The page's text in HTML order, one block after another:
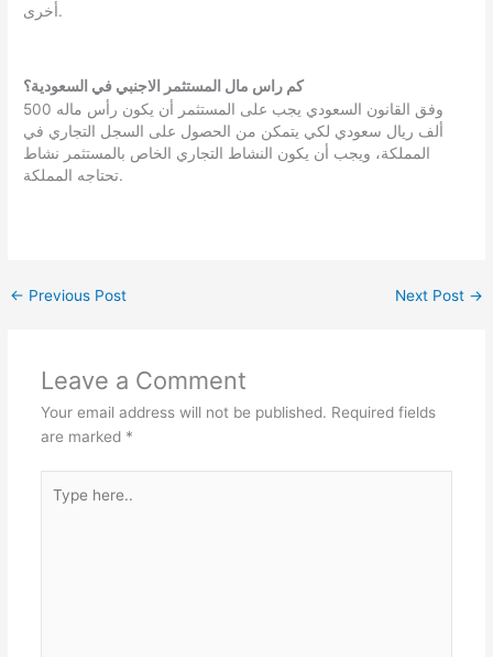
أخرى.
كم راس مال المستثمر الاجنبي في السعودية؟
وفق القانون السعودي يجب على المستثمر أن يكون رأس ماله 500
ألف ريال سعودي لكي يتمكن من الحصول على السجل التجاري في
المملكة، ويجب أن يكون النشاط التجاري الخاص بالمستثمر نشاط
تحتاجه المملكة.
← Previous Post Next Post →
Leave a Comment
Your email address will not be published. Required fields
are marked *
here..